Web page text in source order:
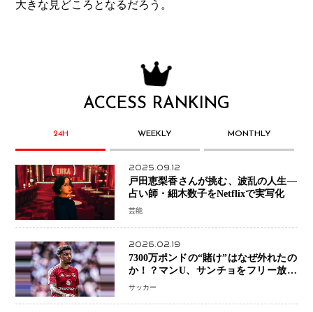
大きな見どころとなるだろう。
ACCESS RANKING
24H WEEKLY MONTHLY
2025.09.12
戸田恵梨香さんが挑む、波乱の人生―
占い師・細木数子をNetflixで実写化
芸能
2026.02.19
7300万ポンドの“賭け”はなぜ外れたの
か！？マンU、サンチョをフリー放出
へ・・・補強戦略の転換点に
サッカー